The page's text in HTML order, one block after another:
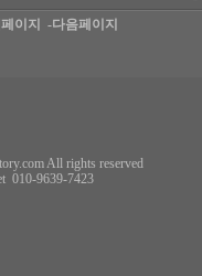
이지 -다음페이지
All rights reserved
010-9639-7423